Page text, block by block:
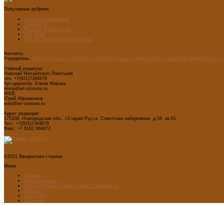
Популярные рубрики
Мастера модернизма
Педсоветы
Детский дизайн-центр
ART WEB
Мастерская главного редактора
Контакты
Учредитель: АНО «Старорусский Центр интеллектуально-художественного развития «Введенская
Главный редактор:
Николай Михайлович Локотьков
тел. +7(921)7394979
Арт-директор: Елена Жирова
elena@art-storona.ru
WEB:
Юрий Абраменков
web@art-storona.ru
Адрес редакции:
175206, Новгородская обл., г.Старая Русса, Советская набережная, д.18, кв.61
Тел.: +7(921)7394979
Факс: +7 8162 664472
©2021 Введенская сторона
Меню
Главная
Архив журнала
ФОНД-АРХИВ ЛУЧШИХ РАБОТ УЧАЩИХСЯ
Проекты
ART WEB
Партнеры